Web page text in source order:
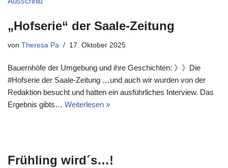
„Hofserie“ der Saale-Zeitung
von Theresa Pa 17. Oktober 2025
Bauernhöfe der Umgebung und ihre Geschichten: 》》Die
#Hofserie der Saale-Zeitung …und auch wir wurden von der
Redaktion besucht und hatten ein ausführliches Interview. Das
Ergebnis gibts… Weiterlesen »
Frühling wird´s…!